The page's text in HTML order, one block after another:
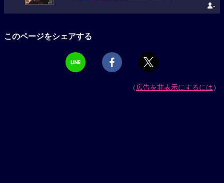
-
このページをシェアする
（広告を非表示にするには）